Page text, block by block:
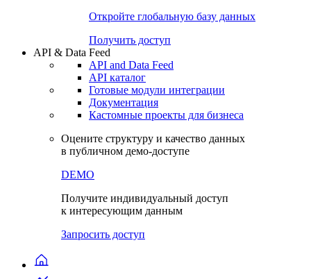
Откройте глобальную базу данных
Получить доступ
API & Data Feed
API and Data Feed
API каталог
Готовые модули интеграции
Документация
Кастомные проекты для бизнеса
Оцените структуру и качество данных
в публичном демо-доступе
DEMO
Получите индивидуальный доступ
к интересующим данным
Запросить доступ